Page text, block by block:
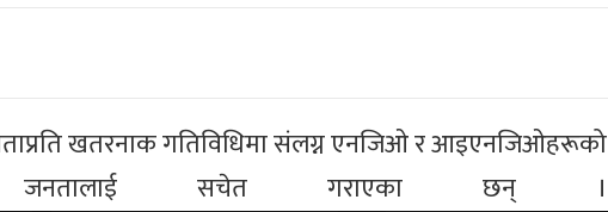
खतरनाक गतिविधिमा संलग्न एनजिओ र आइएनजिओहरूको
सचेत गराएका छन् ।